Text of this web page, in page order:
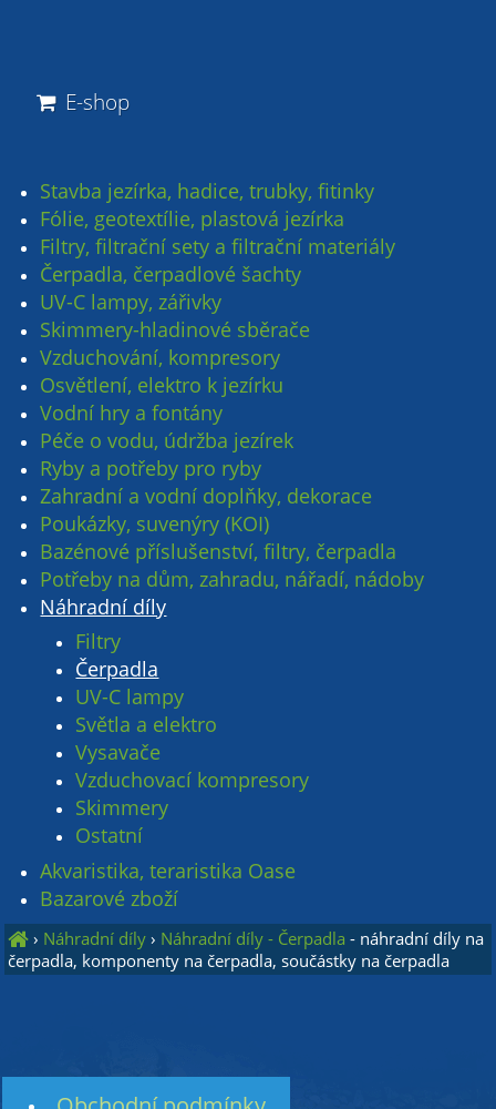
E-shop
Stavba jezírka, hadice, trubky, fitinky
Fólie, geotextílie, plastová jezírka
Filtry, filtrační sety a filtrační materiály
Čerpadla, čerpadlové šachty
UV-C lampy, zářivky
Skimmery-hladinové sběrače
Vzduchování, kompresory
Osvětlení, elektro k jezírku
Vodní hry a fontány
Péče o vodu, údržba jezírek
Ryby a potřeby pro ryby
Zahradní a vodní doplňky, dekorace
Poukázky, suvenýry (KOI)
Bazénové příslušenství, filtry, čerpadla
Potřeby na dům, zahradu, nářadí, nádoby
Náhradní díly
Filtry
Čerpadla
UV-C lampy
Světla a elektro
Vysavače
Vzduchovací kompresory
Skimmery
Ostatní
Akvaristika, teraristika Oase
Bazarové zboží
› Náhradní díly › Náhradní díly - Čerpadla - náhradní díly na
čerpadla, komponenty na čerpadla, součástky na čerpadla